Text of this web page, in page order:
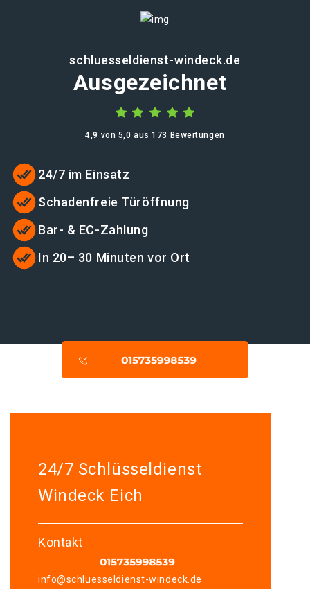
schluesseldienst-windeck.de
Ausgezeichnet
4,9 von 5,0 aus 173 Bewertungen
24/7 im Einsatz
Schadenfreie Türöffnung
Bar- & EC-Zahlung
In 20– 30 Minuten vor Ort
24/7 Schlüsseldienst
Windeck Eich
Kontakt
info@schluesseldienst-windeck.de